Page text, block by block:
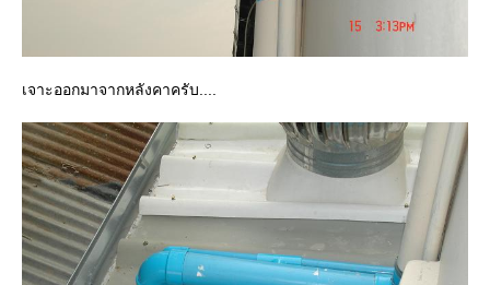
เจาะออกมาจากหลังคาครับ....